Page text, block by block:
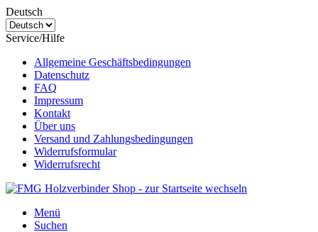
Deutsch
Service/Hilfe
Allgemeine Geschäftsbedingungen
Datenschutz
FAQ
Impressum
Kontakt
Über uns
Versand und Zahlungsbedingungen
Widerrufsformular
Widerrufsrecht
Menü
Suchen